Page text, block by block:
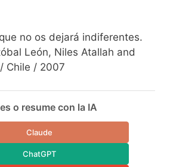
no os dejará indiferentes.
León, Niles Atallah and
Chile / 2007
o resume con la IA
Claude
ChatGPT